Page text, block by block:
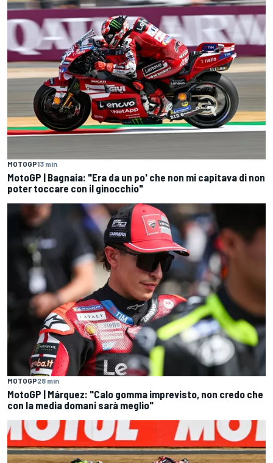
MOTOGP13 min
MotoGP | Bagnaia: "Era da un po' che non mi capitava di non
poter toccare con il ginocchio"
MOTOGP28 min
MotoGP | Márquez: "Calo gomma imprevisto, non credo che
con la media domani sarà meglio"